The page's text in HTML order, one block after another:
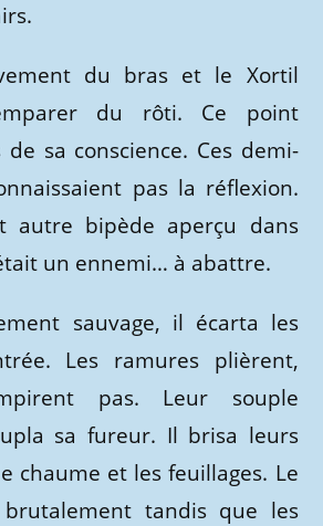
du bras et le Xortil
du rôti. Ce point
de sa conscience. Ces demi-
pas la réflexion.
autre bipède aperçu dans
un ennemi… à abattre.
sauvage, il écarta les
Les ramures plièrent,
pas. Leur souple
sa fureur. Il brisa leurs
chaume et les feuillages. Le
brutalement tandis que les